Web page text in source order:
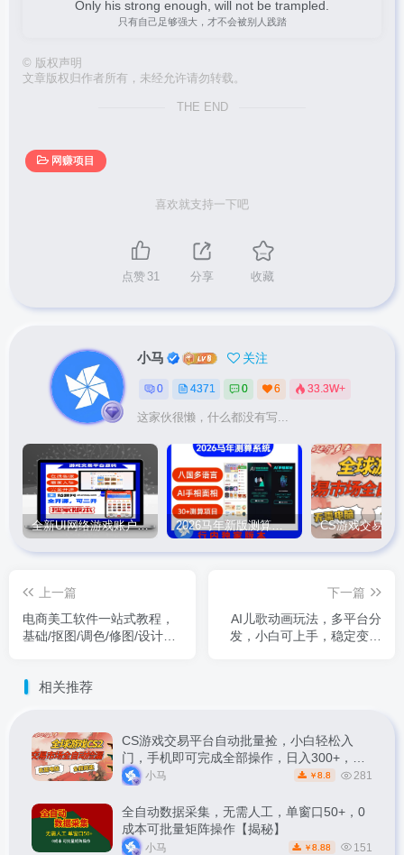
Only his strong enough, will not be trampled.
只有自己足够强大，才不会被别人践踏
© 版权声明
文章版权归作者所有，未经允许请勿转载。
THE END
网赚项目
喜欢就支持一下吧
点赞 31 分享 收藏
小马 关注
0 4371 0 6 33.3W+
这家伙很懒，什么都没有写...
全新UI网络游戏账户交易平台系统 全开源版本 2026马年新版测算系统源码
上一篇
电商美工软件一站式教程，
基础/抠图/调色/修图/设计，
下一篇
AI儿歌动画玩法，多平台分
发，小白可上手，稳定变现
相关推荐
CS游戏交易平台自动批量捡，小白轻松入
门，手机即可完成全部操作，日入300+，轻
松副业【揭秘】
小马 ￥ 8.8 281
全自动数据采集，无需人工，单窗口50+，0
成本可批量矩阵操作【揭秘】
小马 ￥ 8.88 151